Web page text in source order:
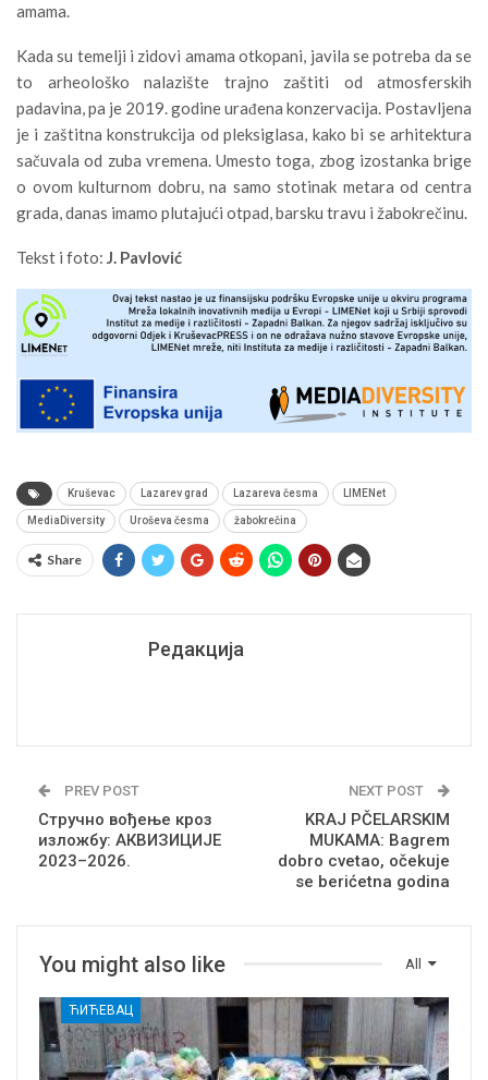
amama.
Kada su temelji i zidovi amama otkopani, javila se potreba da se
to arheološko nalazište trajno zaštiti od atmosferskih
padavina, pa je 2019. godine urađena konzervacija. Postavljena
je i zaštitna konstrukcija od pleksiglasa, kako bi se arhitektura
sačuvala od zuba vremena. Umesto toga, zbog izostanka brige
o ovom kulturnom dobru, na samo stotinak metara od centra
grada, danas imamo plutajući otpad, barsku travu i žabokrečinu.
Tekst i foto: J. Pavlović
Kruševac Lazarev grad Lazareva česma LIMENet
MediaDiversity Uroševa česma žabokrečina
Share
Редакција
PREV POST
Стручно вођење кроз
изложбу: АКВИЗИЦИЈЕ
2023–2026.
NEXT POST
KRAJ PČELARSKIM
MUKAMA: Bagrem
dobro cvetao, očekuje
se berićetna godina
All
You might also like
ЋИЋЕВАЦ